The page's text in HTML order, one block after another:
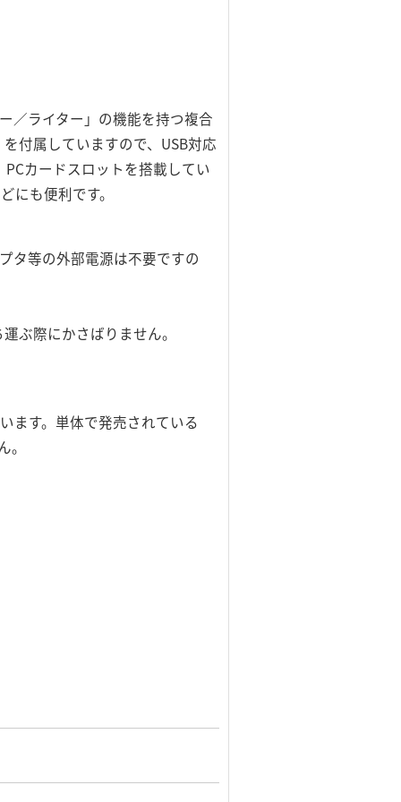
／ライター」の機能を持つ複合
付属していますので、USB対応
カードスロットを搭載してい
にも便利です。
タ等の外部電源は不要ですの
ぶ際にかさばりません。
ます。単体で発売されている